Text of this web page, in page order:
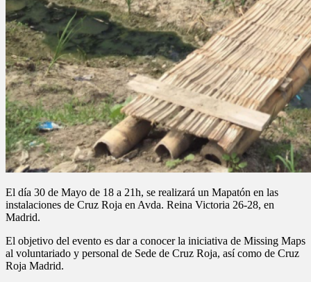
El día 30 de Mayo de 18 a 21h, se realizará un Mapatón en las
instalaciones de Cruz Roja en Avda. Reina Victoria 26-28, en
Madrid.
El objetivo del evento es dar a conocer la iniciativa de Missing Maps
al voluntariado y personal de Sede de Cruz Roja, así como de Cruz
Roja Madrid.